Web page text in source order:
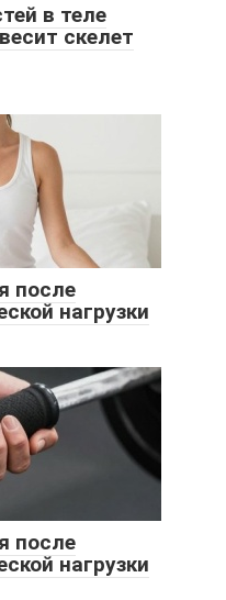
в теле
скелет
после
нагрузки
после
нагрузки